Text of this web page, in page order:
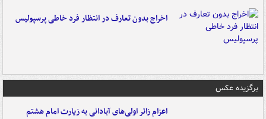
اخراج بدون تعارف در انتظار فرد خاطی پرسپولیس
برگزیده عکس
اعزام زائر اولی‌های آبادانی به زیارت امام هشتم